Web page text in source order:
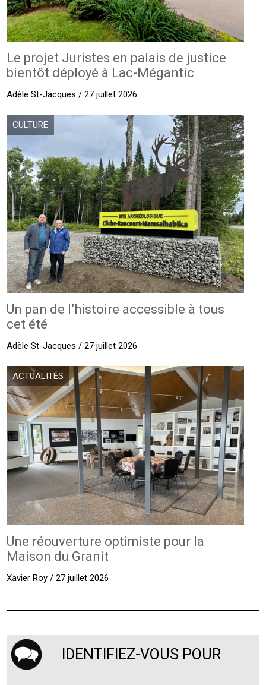
Le projet Juristes en palais de justice
bientôt déployé à Lac-Mégantic
Adèle St-Jacques / 27 juillet 2026
CULTURE
Un pan de l’histoire accessible à tous
cet été
Adèle St-Jacques / 27 juillet 2026
ACTUALITÉS
Une réouverture optimiste pour la
Maison du Granit
Xavier Roy / 27 juillet 2026
IDENTIFIEZ-VOUS POUR